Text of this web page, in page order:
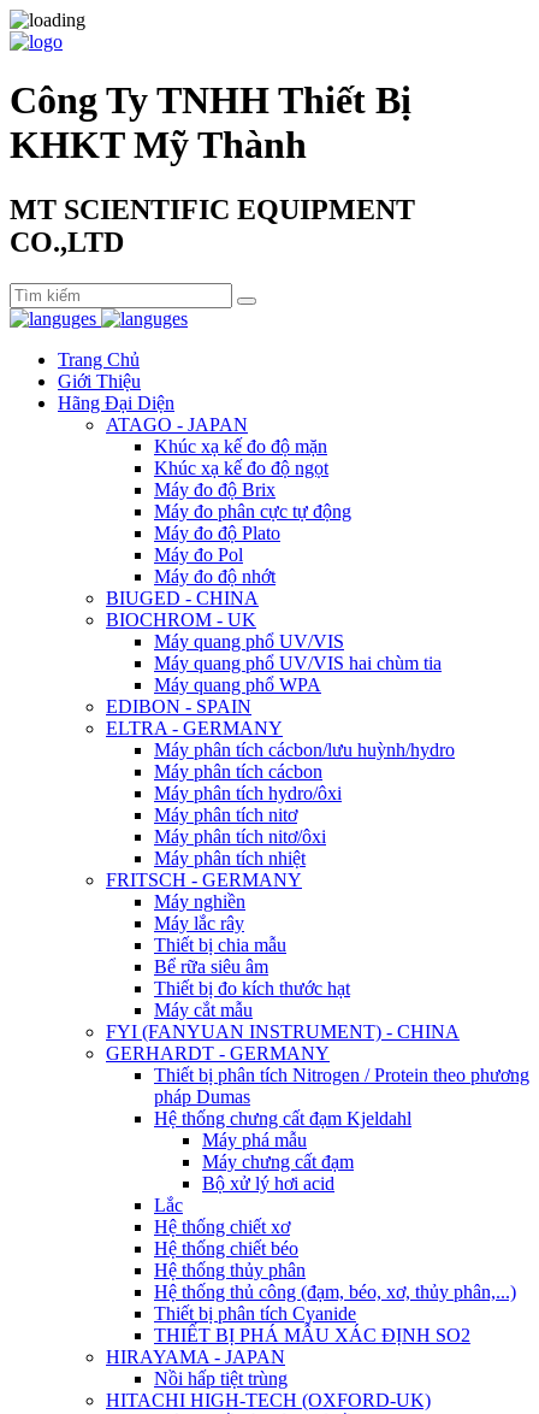
Công Ty TNHH Thiết Bị
KHKT Mỹ Thành
MT SCIENTIFIC EQUIPMENT
CO.,LTD
Trang Chủ
Giới Thiệu
Hãng Đại Diện
ATAGO - JAPAN
Khúc xạ kế đo độ mặn
Khúc xạ kế đo độ ngọt
Máy đo độ Brix
Máy đo phân cực tự động
Máy đo độ Plato
Máy đo Pol
Máy đo độ nhớt
BIUGED - CHINA
BIOCHROM - UK
Máy quang phổ UV/VIS
Máy quang phổ UV/VIS hai chùm tia
Máy quang phổ WPA
EDIBON - SPAIN
ELTRA - GERMANY
Máy phân tích cácbon/lưu huỳnh/hydro
Máy phân tích cácbon
Máy phân tích hydro/ôxi
Máy phân tích nitơ
Máy phân tích nitơ/ôxi
Máy phân tích nhiệt
FRITSCH - GERMANY
Máy nghiền
Máy lắc rây
Thiết bị chia mẫu
Bể rữa siêu âm
Thiết bị đo kích thước hạt
Máy cắt mẫu
FYI (FANYUAN INSTRUMENT) - CHINA
GERHARDT - GERMANY
Thiết bị phân tích Nitrogen / Protein theo phương
pháp Dumas
Hệ thống chưng cất đạm Kjeldahl
Máy phá mẫu
Máy chưng cất đạm
Bộ xử lý hơi acid
Lắc
Hệ thống chiết xơ
Hệ thống chiết béo
Hệ thống thủy phân
Hệ thống thủ công (đạm, béo, xơ, thủy phân,...)
Thiết bị phân tích Cyanide
THIẾT BỊ PHÁ MẪU XÁC ĐỊNH SO2
HIRAYAMA - JAPAN
Nồi hấp tiệt trùng
HITACHI HIGH-TECH (OXFORD-UK)